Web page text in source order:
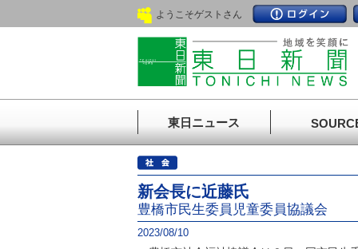
ようこそゲストさん
東日ニュース
新会長に近藤氏
豊橋市民生委員児童委員協議会
2023/08/10